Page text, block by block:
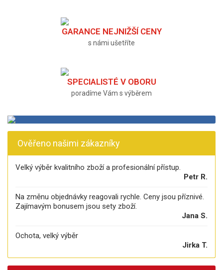
GARANCE NEJNIŽŠÍ CENY
s námi ušetříte
SPECIALISTÉ V OBORU
poradíme Vám s výběrem
Ověřeno našimi zákazníky
Velký výběr kvalitního zboží a profesionální přístup.
Petr R.
Na změnu objednávky reagovali rychle. Ceny jsou příznivé.
Zajímavým bonusem jsou sety zboží.
Jana S.
Ochota, velký výběr
Jirka T.